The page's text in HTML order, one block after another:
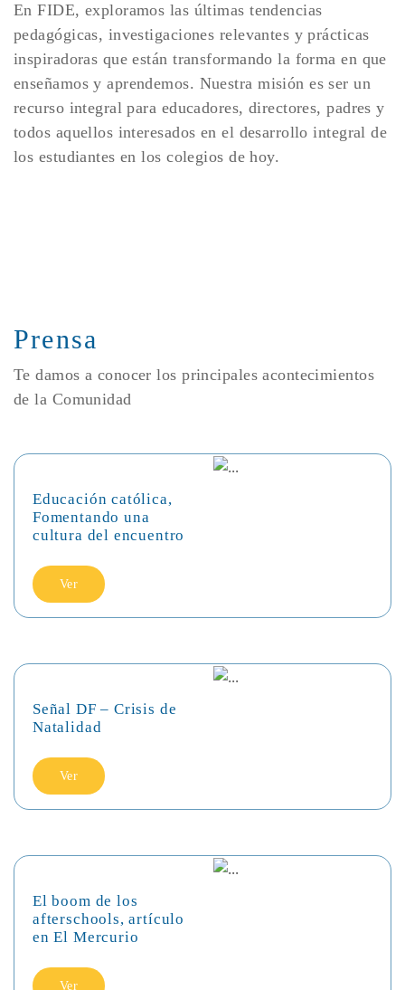
En FIDE, exploramos las últimas tendencias
pedagógicas, investigaciones relevantes y prácticas
inspiradoras que están transformando la forma en que
enseñamos y aprendemos. Nuestra misión es ser un
recurso integral para educadores, directores, padres y
todos aquellos interesados en el desarrollo integral de
los estudiantes en los colegios de hoy.
Prensa
Te damos a conocer los principales acontecimientos
de la Comunidad
Educación católica,
Fomentando una
cultura del encuentro
Ver
Señal DF – Crisis de
Natalidad
Ver
El boom de los
afterschools, artículo
en El Mercurio
Ver